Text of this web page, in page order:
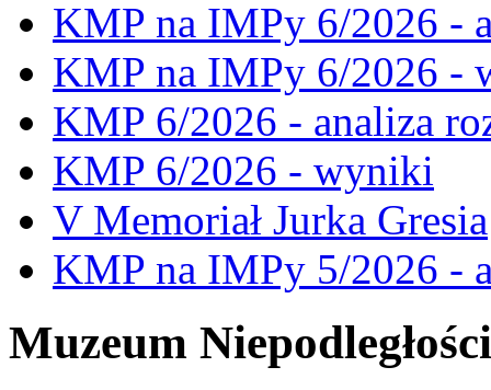
KMP na IMPy 6/2026 -
KMP na IMPy 6/2026 -
KMP 6/2026 - analiza
KMP 6/2026 - wyniki
V Memoriał Jurka Gresia
KMP na IMPy 5/2026 -
Muzeum Niepodległości